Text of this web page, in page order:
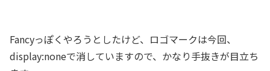
Fancyっぽくやろうとしたけど、ロゴマークは今回、
display:noneで消していますので、かなり手抜きが目立ち